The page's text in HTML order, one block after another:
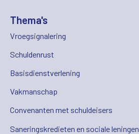
Thema's
Vroegsignalering
Schuldenrust
Basisdienstverlening
Vakmanschap
Convenanten met schuldeisers
Saneringskredieten en sociale leningen